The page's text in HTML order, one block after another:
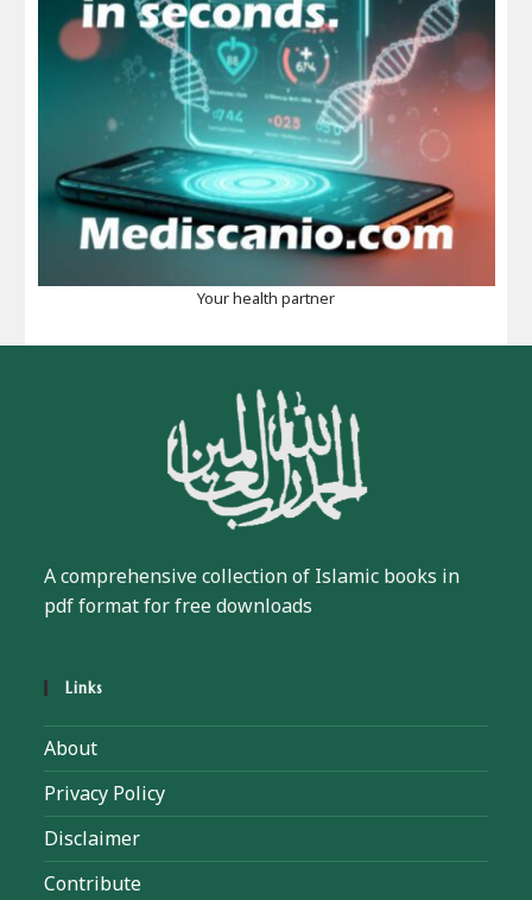
Your health partner
A comprehensive collection of Islamic books in
pdf format for free downloads
Links
About
Privacy Policy
Disclaimer
Contribute